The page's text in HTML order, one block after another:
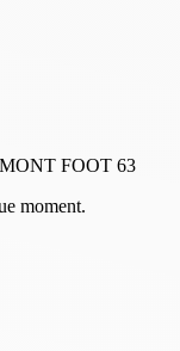
FOOT 63
moment.